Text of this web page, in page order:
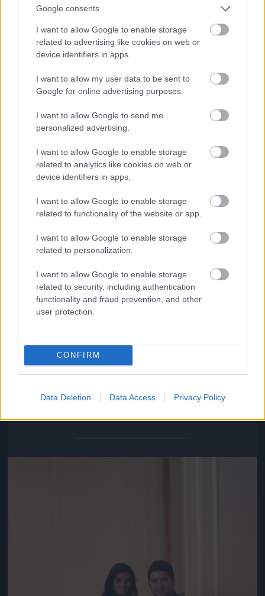
Google consents
I want to allow Google to enable storage
related to advertising like cookies on web or
device identifiers in apps.
I want to allow my user data to be sent to
Google for online advertising purposes.
I want to allow Google to send me
personalized advertising.
I want to allow Google to enable storage
related to analytics like cookies on web or
device identifiers in apps.
I want to allow Google to enable storage
related to functionality of the website or app.
I want to allow Google to enable storage
related to personalization.
I want to allow Google to enable storage
related to security, including authentication
functionality and fraud prevention, and other
user protection.
CONFIRM
Data Deletion Data Access Privacy Policy
Több emberes regisztráció
Fotó: / Velvet
Jön még kép!
Varnus Xavér sem hagyta ki a gálát
#18